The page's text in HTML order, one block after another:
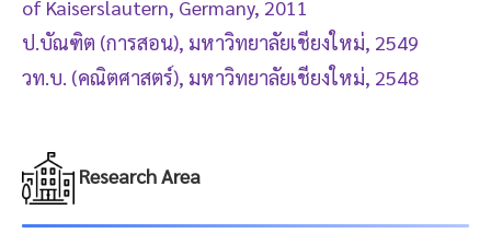
of Kaiserslautern, Germany, 2011
ป.บัณฑิต (การสอน), มหาวิทยาลัยเชียงใหม่, 2549
วท.บ. (คณิตศาสตร์), มหาวิทยาลัยเชียงใหม่, 2548
Research Area